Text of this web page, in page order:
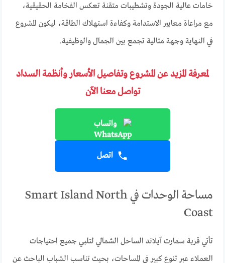
خامات عالية الجودة وتشطيبات متقنة تعكس الفخامة الحقيقية،
مع مراعاة معايير الاستدامة وكفاءة استهلاك الطاقة، ليكون المشروع
في النهاية وجهة مثالية تجمع بين الجمال والوظيفية.
لمعرفة المزيد عن المشروع وتفاصيل الأسعار وأنظمة السداد
تواصل معنا الآن
واتساب
اتصل
مساحة الوحدات في Smart Island North
Coast
تأتي قرية سمارت آيلاند الساحل الشمالي لتلبي جميع احتياجات
العملاء عبر تنوع كبير في المساحات، بحيث تناسب الشباب الباحث عن